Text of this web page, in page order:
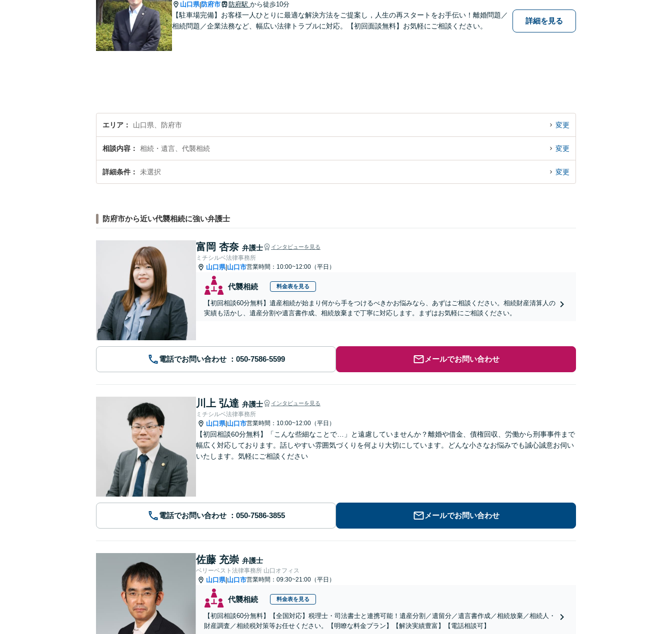
山口県|防府市 防府駅 から徒歩10分
【駐車場完備】お客様一人ひとりに最適な解決方法をご提案し，人生の再スタートをお手伝い！離婚問題／
相続問題／企業法務など、幅広い法律トラブルに対応。【初回面談無料】お気軽にご相談ください。
詳細を見る
エリア 山口県、防府市 変更
相談内容 相続・遺言、代襲相続 変更
詳細条件 未選択 変更
防府市から近い代襲相続に強い弁護士
富岡 杏奈 弁護士 インタビューを見る
ミチシルベ法律事務所
山口県| 山口市営業時間：10:00~12:00（平日）
代襲相続 料金表を見る
【初回相談60分無料】遺産相続が始まり何から手をつけるべきかお悩みなら、あずはご相談ください。相続財産清算人の
実績も活かし、遺産分割や遺言書作成、相続放棄まで丁寧に対応します。まずはお気軽にご相談ください。
電話でお問い合わせ メールでお問い合わせ
川上 弘達 弁護士 インタビューを見る
ミチシルベ法律事務所
山口県| 山口市営業時間：10:00~12:00（平日）
【初回相談60分無料】「こんな些細なことで…」と遠慮していませんか？離婚や借金、債権回収、労働から刑事事件まで
幅広く対応しております。話しやすい雰囲気づくりを何より大切にしています。どんな小さなお悩みでも誠心誠意お伺い
いたします。気軽にご相談ください
電話でお問い合わせ メールでお問い合わせ
佐藤 充崇 弁護士
ベリーベスト法律事務所 山口オフィス
山口県| 山口市営業時間：09:30~21:00（平日）
代襲相続 料金表を見る
【初回相談60分無料】【全国対応】税理士・司法書士と連携可能！遺産分割／遺留分／遺言書作成／相続放棄／相続人・
財産調査／相続税対策等お任せください。【明瞭な料金プラン】【解決実績豊富】【電話相談可】